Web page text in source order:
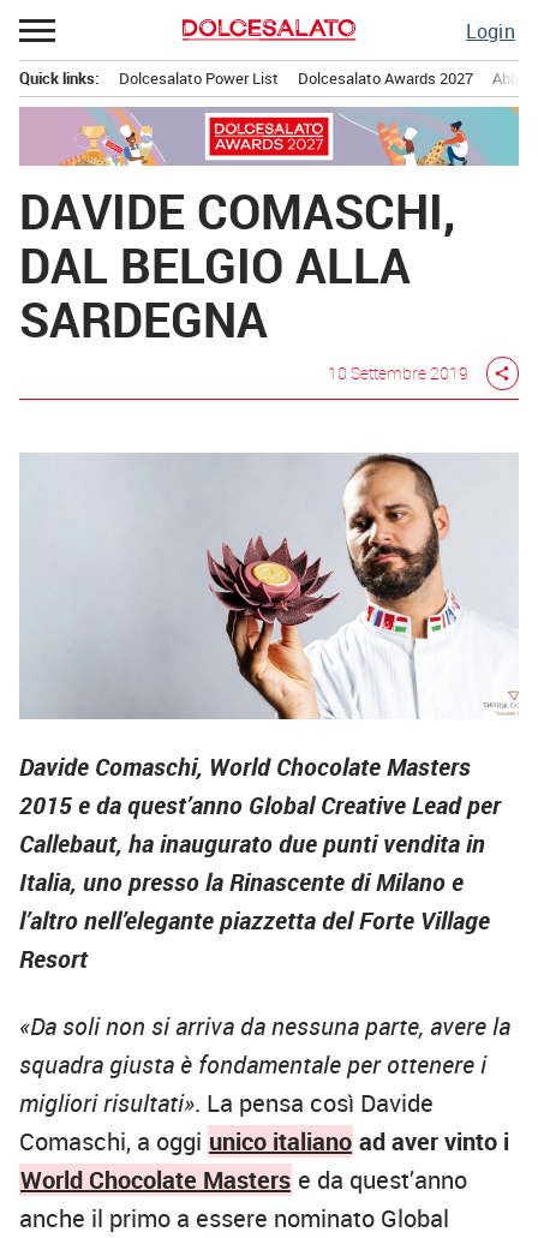
Passa
al
contenuto
Login
principale
Quick links: Dolcesalato Power List Dolcesalato Awards 2027
DAVIDE COMASCHI,
DAL BELGIO ALLA
SARDEGNA
10 Settembre 2019 share
Davide Comaschi, World Chocolate Masters
2015 e da quest’anno Global Creative Lead per
Callebaut, ha inaugurato due punti vendita in
Italia, uno presso la Rinascente di Milano e
l’altro nell’elegante piazzetta del Forte Village
Resort
«Da soli non si arriva da nessuna parte, avere la
squadra giusta è fondamentale per ottenere i
migliori risultati». La pensa così Davide
Comaschi, a oggi unico italiano ad aver vinto i
World Chocolate Masters e da quest’anno
anche il primo a essere nominato Global